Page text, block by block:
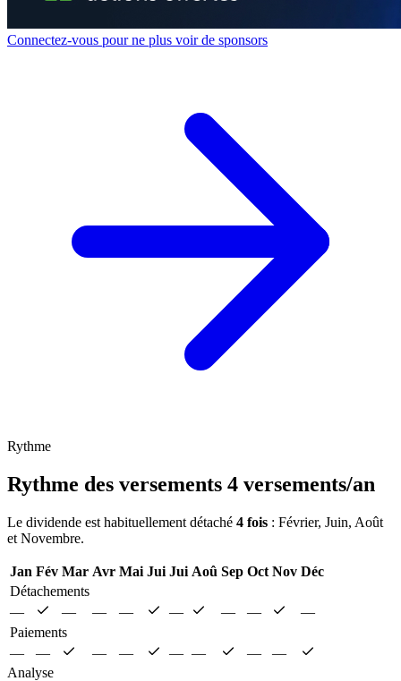
Connectez-vous pour ne plus voir de sponsors
Rythme
Rythme des versements 4 versements/an
Le dividende est habituellement détaché 4 fois : Février, Juin, Août
et Novembre.
Jan Fév Mar Avr Mai Jui Jui Aoû Sep Oct Nov Déc
Détachements
—
— — — — — —
—
Paiements
—
— — — — — —
—
Analyse